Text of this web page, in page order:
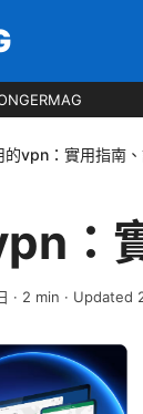
的vpn：實用指南
：
· 2 min · Updated